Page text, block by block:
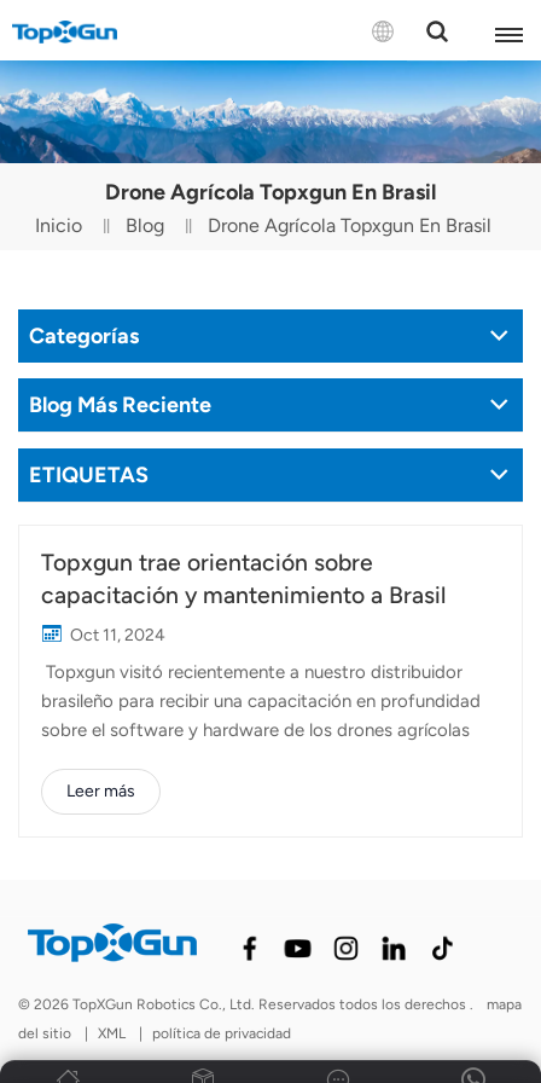
CONTÁCTENOS
English
Español
Português(Portugal)
Português(Brasil)
Türkçe
Drone Agrícola Topxgun En Brasil
Inicio Blog Drone Agrícola Topxgun En Brasil
Categorías
Blog Más Reciente
ETIQUETAS
Topxgun trae orientación sobre
capacitación y mantenimiento a Brasil
Oct 11, 2024
Topxgun visitó recientemente a nuestro distribuidor
brasileño para recibir una capacitación en profundidad
sobre el software y hardware de los drones agrícolas
garantizar que nuestros socios globales tengan las
habilidades y conocimientos necesarios para servir
de Brasil. drone agrícola mercado. A medida que
evoluciona la industria de los drones agrícolas,
hardware y software es clave para optimizar el
rendimiento. Al equiparlos con una comprensión más
profunda de los aspectos técnicos y prácticos de
Leer más
© 2026 TopXGun Robotics Co., Ltd. Reservados todos los derechos .
mapa
del sitio
| XML | política de privacidad